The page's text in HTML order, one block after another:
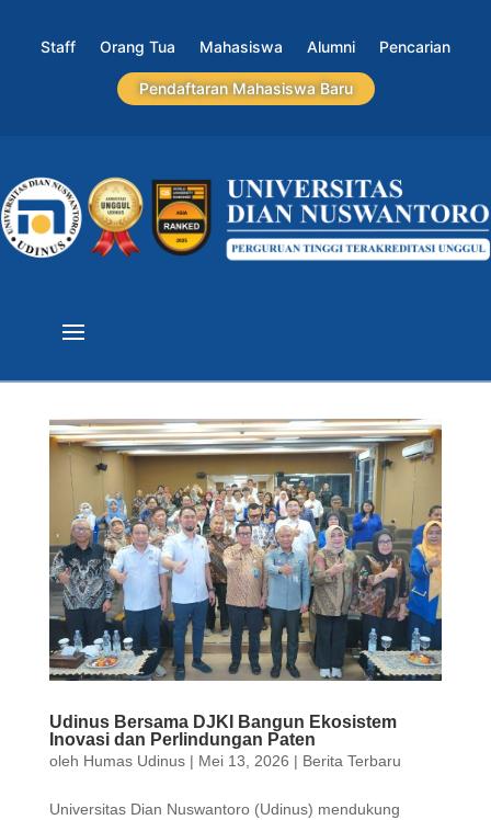
Staff Orang Tua Mahasiswa Alumni Pencarian
Pendaftaran Mahasiswa Baru
Udinus Bersama DJKI Bangun Ekosistem
Inovasi dan Perlindungan Paten
oleh Humas Udinus| Mei 13, 2026 | Berita Terbaru
Universitas Dian Nuswantoro (Udinus) mendukung